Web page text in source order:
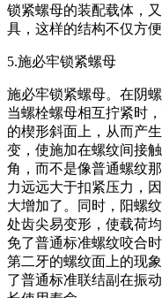
锁紧螺母的装配载体，
具，这样的结构不仅方
5.施必牢锁紧螺母
施必牢锁紧螺母。在阴
当螺栓螺母相互拧紧时
的楔形斜面上，从而产
变，使施加在螺纹间接
角，而不是像普通螺纹
力远远大于扣紧压力，
大增加了。同时，阳螺
处齿尖易变形，使载荷
免了普通标准螺纹咬合
第二牙的螺纹面上的现
了普通标准联结副在振